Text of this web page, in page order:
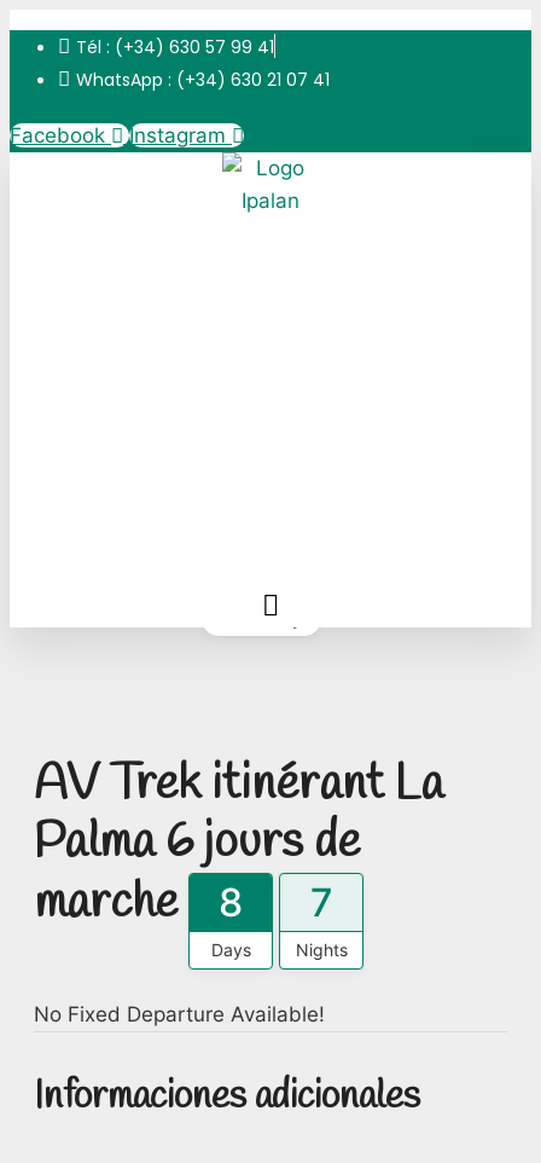
Skip
content
Tél : (+34) 630 57 99 41
WhatsApp : (+34) 630 21 07 41
Facebook Instagram
Gallery
AV Trek itinérant La
Palma 6 jours de
marche
8
Days
7
Nights
No Fixed Departure Available!
Informaciones adicionales